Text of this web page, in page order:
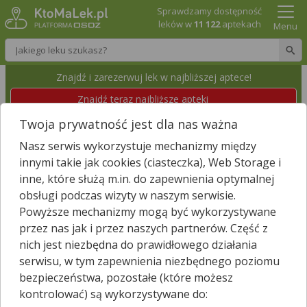
Wpisz nazwę leku
Sprawdzamy dostępność
leków w11 122aptekach Menu
Znajdź i zarezerwuj lek w najbliższej aptece!
Znajdź teraz najbliższe apteki
APTEKA MAX
Nowa Sól, Os. Konst. 3-go Maja 5 Wyświetl numer
Id apteki: 889 926 Dzisiaj czynna całą dobę
Znajdź leki w okolicy i zarezerwuj
Godziny otwarcia
poniedziałek - piątek
Twoja prywatność jest dla nas ważna
Nasz serwis wykorzystuje mechanizmy między
innymi takie jak cookies (ciasteczka), Web Storage i
inne, które służą m.in. do zapewnienia optymalnej
obsługi podczas wizyty w naszym serwisie.
Powyższe mechanizmy mogą być wykorzystywane
przez nas jak i przez naszych partnerów. Część z
nich jest niezbędna do prawidłowego działania
serwisu, w tym zapewnienia niezbędnego poziomu
bezpieczeństwa, pozostałe (które możesz
kontrolować) są wykorzystywane do: